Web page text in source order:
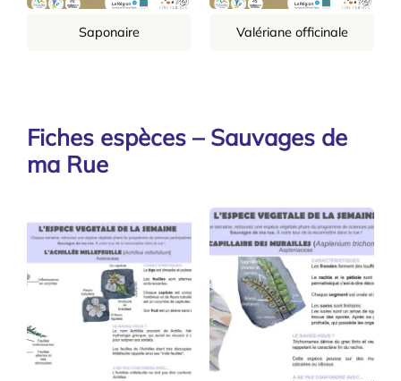
Saponaire Valériane officinale
Fiches espèces – Sauvages de
ma Rue